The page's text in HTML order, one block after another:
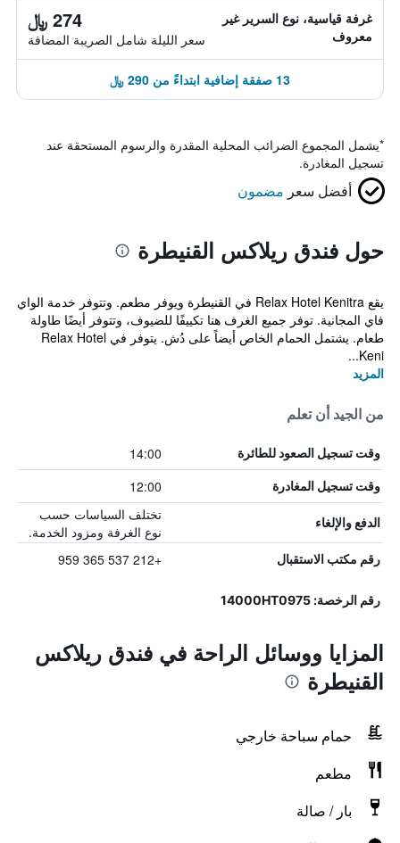
غرفة قياسية، نوع السرير غير
معروف
274 ﷼
سعر الليلة شامل الصريبة المضافة
13 صفقة إضافية ابتداءً من 290 ﷼
*يشمل المجموع الضرائب المحلية المقدرة والرسوم المستحقة عند
تسجيل المغادرة.
أفضل سعر مضمون
حول فندق ريلاكس القنيطرة
يقع Relax Hotel Kenitra في القنيطرة ويوفر مطعم. وتتوفر خدمة الواي
فاي المجانية. توفر جميع الغرف هنا تكييفًا للضيوف، وتتوفر أيضًا طاولة
طعام. يشتمل الحمام الخاص أيضاً على دُش. يتوفر في Relax Hotel
Keni...
المزيد
من الجيد أن تعلم
وقت تسجيل الصعود للطائرة 14:00
وقت تسجيل المغادرة 12:00
الدفع والإلغاء
تختلف السياسات حسب
نوع الغرفة ومزود الخدمة.
رقم مكتب الاستقبال +212 537 365 959
رقم الرخصة: 14000HT0975
المزايا ووسائل الراحة في فندق ريلاكس
القنيطرة
حمام سباحة خارجي
مطعم
بار / صالة